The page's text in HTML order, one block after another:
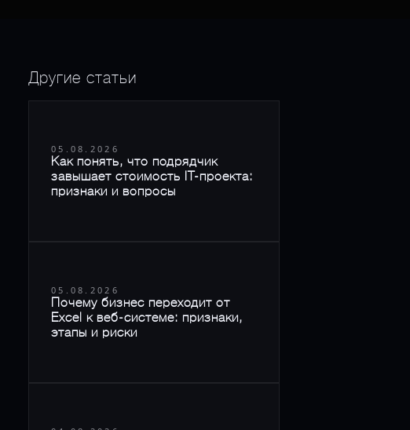
Другие статьи
05.08.2026
Как понять, что подрядчик
завышает стоимость IT-проекта:
признаки и вопросы
05.08.2026
Почему бизнес переходит от
Excel к веб-системе: признаки,
этапы и риски